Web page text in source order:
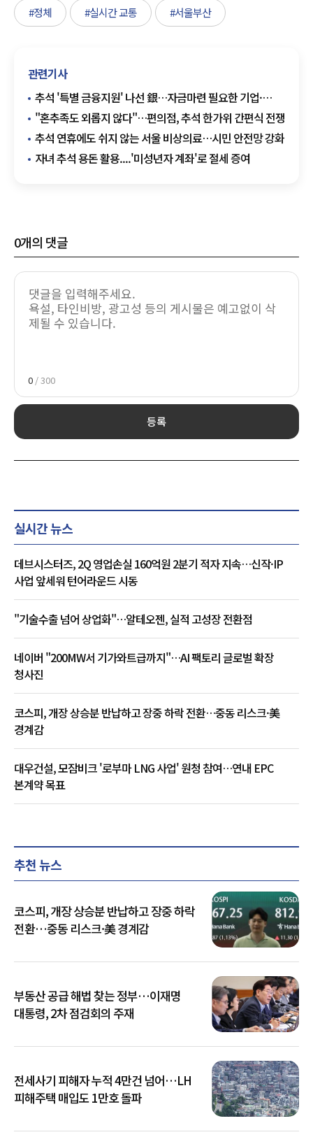
#정체 #실시간 교통 #서울부산
관련기사
추석 '특별 금융지원' 나선 銀…자금마련 필요한 기업·
서민에 '힘'
"혼추족도 외롭지 않다"…편의점, 추석 한가위 간편식 전쟁
추석 연휴에도 쉬지 않는 서울 비상의료…시민 안전망 강화
자녀 추석 용돈 활용....'미성년자 계좌'로 절세 증여
0개의 댓글
0 / 300
등록
실시간 뉴스
데브시스터즈, 2Q 영업손실 160억원 2분기 적자 지속…신작·IP
사업 앞세워 턴어라운드 시동
"기술수출 넘어 상업화"…알테오젠, 실적 고성장 전환점
네이버 "200MW서 기가와트급까지"…AI 팩토리 글로벌 확장
청사진
코스피, 개장 상승분 반납하고 장중 하락 전환…중동 리스크·美
경계감
대우건설, 모잠비크 '로부마 LNG 사업' 원청 참여…연내 EPC
본계약 목표
추천 뉴스
코스피, 개장 상승분 반납하고 장중 하락
전환…중동 리스크·美 경계감
부동산 공급 해법 찾는 정부…이재명
대통령, 2차 점검회의 주재
전세사기 피해자 누적 4만건 넘어…LH
피해주택 매입도 1만호 돌파